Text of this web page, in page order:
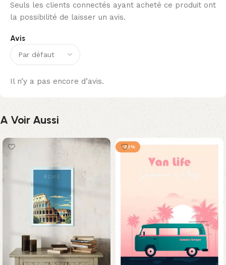
Avis
Il n’y a pas encore d’avis.
Seuls les clients connectés ayant acheté ce produit ont
la possibilité de laisser un avis.
A Voir Aussi
-23%